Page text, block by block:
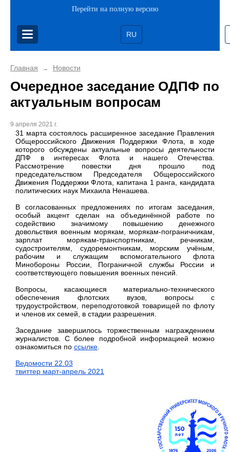
Перейти на полную версию
RU
Главная → Новости
Очередное заседание ОДПФ по
актуальным вопросам
9 апреля 2021 г.
31 марта состоялось расширенное заседание Правления
Общероссийского Движения Поддержки Флота, в ходе
которого обсуждены актуальные вопросы деятельности
ДПФ в интересах Флота и нашего Отечества.
Рассмотрение повестки дня прошло под
председательством Председателя Общероссийского
Движения Поддержки Флота, капитана 1 ранга, кандидата
политических наук Михаила Ненашева.
В согласованных предложениях по итогам заседания,
особый акцент сделан на объединённой работе по
содействию значимому повышению денежного
довольствия военным морякам, морякам-пограничникам,
зарплат морякам-транспортникам, речникам,
судостроителям, судоремонтникам, морским учёным,
рабочим и служащим вспомогательного флота
Минобороны России, Пограничной службы России и
соответствующего повышения военных пенсий.
Вопросы, касающиеся материально-технического
обеспечения флотских вузов, вопросы с
трудоустройством, переподготовкой товарищей по флоту
и членов их семей, в стадии разрешения.
Заседание завершилось торжественным награждением
журналистов. С более подробной информацией можно
ознакомиться по ссылке.
Ведомости 22.03
твиттер март-апрель 2021